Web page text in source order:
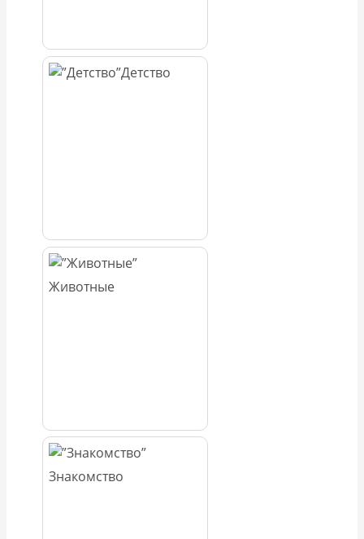
Детство
Животные
Знакомство